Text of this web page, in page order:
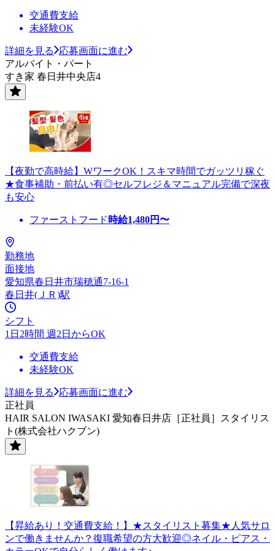
交通費支給
未経験OK
詳細を見る
応募画面に進む
アルバイト・パート
すき家 春日井中央店4
【夜勤で高時給】WワークOK！スキマ時間でガッツリ稼ぐ
★食事補助・前払い有◎セルフレジ＆マニュアル完備で深夜
も安心
ファーストフード 時給1,480円〜
勤務地
面接地
愛知県春日井市瑞穂通7-16-1
春日井(ＪＲ)駅
シフト
1日2時間 週2日からOK
交通費支給
未経験OK
詳細を見る
応募画面に進む
正社員
HAIR SALON IWASAKI 愛知春日井店［正社員］スタイリス
ト(株式会社ハクブン)
【昇給あり！交通費支給！】★スタイリスト募集★人気サロ
ンで働きませんか？復職希望の方大歓迎◎ネイル・ピアス・